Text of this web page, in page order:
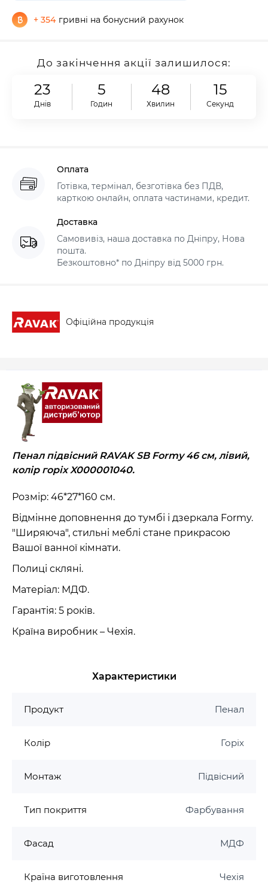
+ 354 гривні на бонусний рахунок
До закінчення акції залишилося:
23
Днів
5
Годин
48
Хвилин
15
Секунд
Оплата
Готівка, термінал, безготівка без ПДВ,
карткою онлайн, оплата частинами, кредит.
Доставка
Самовивіз, наша доставка по Дніпру, Нова
пошта.
Безкоштовно* по Дніпру від 5000 грн.
Офіційна продукція
Пенал підвісний RAVAK SB Formy 46 см, лівий,
колір горіх X000001040.
Розмір: 46*27*160 см.
Відмінне доповнення до тумбі і дзеркала Formy.
"Ширяюча", стильні меблі стане прикрасою
Вашої ванної кімнати.
Полиці скляні.
Матеріал: МДФ.
Гарантія: 5 років.
Країна виробник – Чехія.
Характеристики
Продукт Пенал
Колір Горіх
Монтаж Підвісний
Тип покриття Фарбування
Фасад МДФ
Країна виготовлення Чехія